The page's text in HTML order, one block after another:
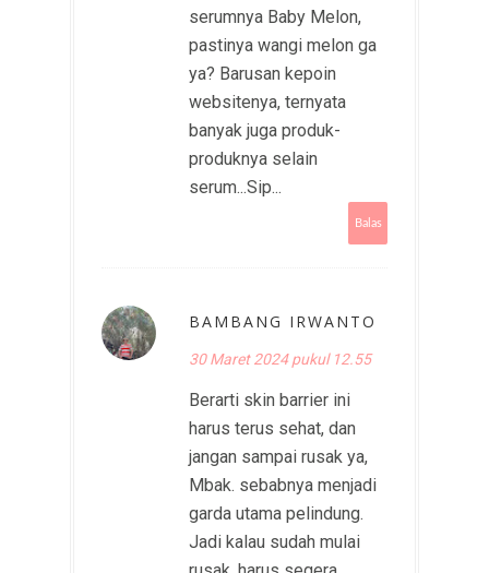
serumnya Baby Melon,
pastinya wangi melon ga
ya? Barusan kepoin
websitenya, ternyata
banyak juga produk-
produknya selain
serum...Sip...
Balas
BAMBANG IRWANTO
30 Maret 2024 pukul 12.55
Berarti skin barrier ini
harus terus sehat, dan
jangan sampai rusak ya,
Mbak. sebabnya menjadi
garda utama pelindung.
Jadi kalau sudah mulai